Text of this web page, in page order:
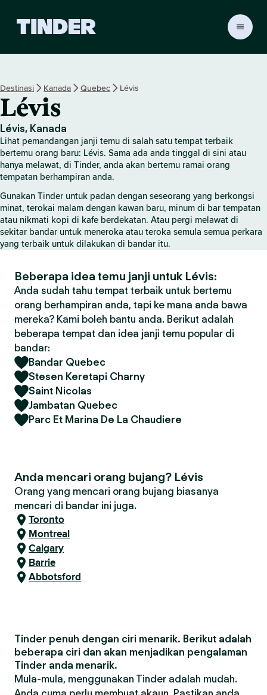
a
a
m
a
T
n
d
e
r
Destinasi Kanada Quebec Lévis
Lévis
Lévis, Kanada
Lihat pemandangan janji temu di salah satu tempat terbaik
bertemu orang baru: Lévis. Sama ada anda tinggal di sini atau
hanya melawat, di Tinder, anda akan bertemu ramai orang
tempatan berhampiran anda.
Gunakan Tinder untuk padan dengan seseorang yang berkongsi
minat, terokai malam dengan kawan baru, minum di bar tempatan
atau nikmati kopi di kafe berdekatan. Atau pergi melawat di
sekitar bandar untuk meneroka atau teroka semula semua perkara
yang terbaik untuk dilakukan di bandar itu.
Beberapa idea temu janji untuk Lévis:
Anda sudah tahu tempat terbaik untuk bertemu
orang berhampiran anda, tapi ke mana anda bawa
mereka? Kami boleh bantu anda. Berikut adalah
beberapa tempat dan idea janji temu popular di
bandar:
Bandar Quebec
Stesen Keretapi Charny
Saint Nicolas
Jambatan Quebec
Parc Et Marina De La Chaudiere
Anda mencari orang bujang? Lévis
Orang yang mencari orang bujang biasanya
mencari di bandar ini juga.
Toronto
Montreal
Calgary
Barrie
Abbotsford
Tinder penuh dengan ciri menarik. Berikut adalah
beberapa ciri dan akan menjadikan pengalaman
Tinder anda menarik.
Mula-mula, menggunakan Tinder adalah mudah.